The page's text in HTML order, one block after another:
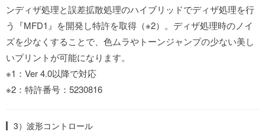
ンディザ処理と誤差拡散処理のハイブリッドでディザ処理を行
う『MFD1』を開発し特許を取得（※2）。ディザ処理時のノイ
ズを少なくすることで、色ムラやトーンジャンプの少ない美し
いプリントが可能になります。
※1：Ver 4.0以降で対応
※2：特許番号：5230816
3）波形コントロール